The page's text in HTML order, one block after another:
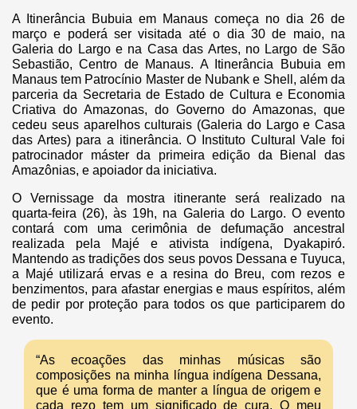
A Itinerância Bubuia em Manaus começa no dia 26 de
março e poderá ser visitada até o dia 30 de maio, na
Galeria do Largo e na Casa das Artes, no Largo de São
Sebastião, Centro de Manaus. A Itinerância Bubuia em
Manaus tem Patrocínio Master de Nubank e Shell, além da
parceria da Secretaria de Estado de Cultura e Economia
Criativa do Amazonas, do Governo do Amazonas, que
cedeu seus aparelhos culturais (Galeria do Largo e Casa
das Artes) para a itinerância. O Instituto Cultural Vale foi
patrocinador máster da primeira edição da Bienal das
Amazônias, e apoiador da iniciativa.
O Vernissage da mostra itinerante será realizado na
quarta-feira (26), às 19h, na Galeria do Largo. O evento
contará com uma cerimônia de defumação ancestral
realizada pela Majé e ativista indígena, Dyakapiró.
Mantendo as tradições dos seus povos Dessana e Tuyuca,
a Majé utilizará ervas e a resina do Breu, com rezos e
benzimentos, para afastar energias e maus espíritos, além
de pedir por proteção para todos os que participarem do
evento.
“As ecoações das minhas músicas são
composições na minha língua indígena Dessana,
que é uma forma de manter a língua de origem e
cada rezo tem um significado de cura. O meu